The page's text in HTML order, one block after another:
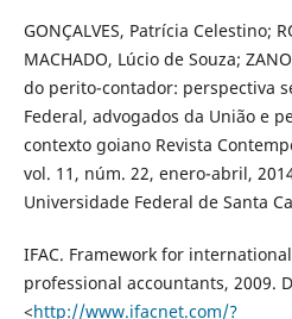
GONÇALVES, Patrícia Celestino;
MACHADO, Lúcio de Souza;
do perito-contador: perspectiva
Federal, advogados da União e
contexto goiano Revista
vol. 11, núm. 22, enero-abril,
Universidade Federal de Santa
IFAC. Framework for
professional accountants, 2009.
<http://www.ifacnet.com/?